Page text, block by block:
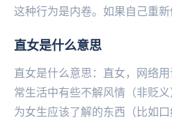
这种行为是内卷。如果自己重
直女是什么意思
直女是什么意思：直女，网络
常生活中有些不解风情（非贬
为女生应该了解的东西（比如